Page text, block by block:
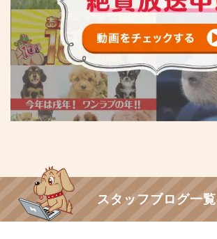
スタッフブログ一覧